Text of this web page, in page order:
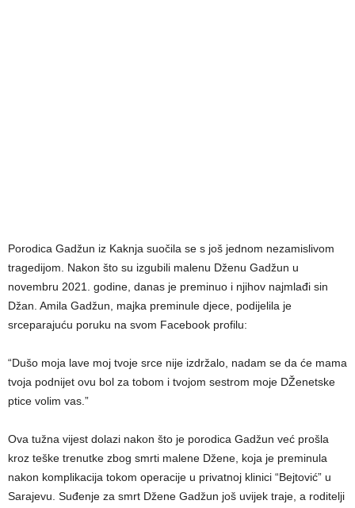
Porodica Gadžun iz Kaknja suočila se s još jednom nezamislivom
tragedijom. Nakon što su izgubili malenu Dženu Gadžun u
novembru 2021. godine, danas je preminuo i njihov najmlađi sin
Džan. Amila Gadžun, majka preminule djece, podijelila je
srceparajuću poruku na svom Facebook profilu:
“Dušo moja lave moj tvoje srce nije izdržalo, nadam se da će mama
tvoja podnijet ovu bol za tobom i tvojom sestrom moje DŽenetske
ptice volim vas.”
Ova tužna vijest dolazi nakon što je porodica Gadžun već prošla
kroz teške trenutke zbog smrti malene Džene, koja je preminula
nakon komplikacija tokom operacije u privatnoj klinici “Bejtović” u
Sarajevu. Suđenje za smrt Džene Gadžun još uvijek traje, a roditelji